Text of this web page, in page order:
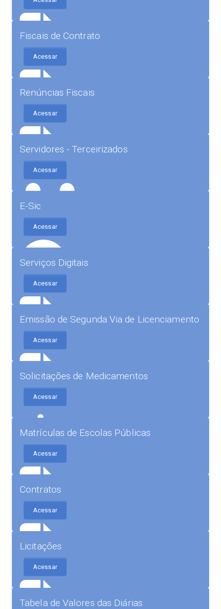
Fiscais de Contrato
Acessar
Renúncias Fiscais
Acessar
Servidores - Terceirizados
Acessar
E-Sic
Acessar
Serviços Digitais
Acessar
Emissão de Segunda Via de Licenciamento
Acessar
Solicitações de Medicamentos
Acessar
Matrículas de Escolas Públicas
Acessar
Contratos
Acessar
Licitações
Acessar
Tabela de Valores das Diárias